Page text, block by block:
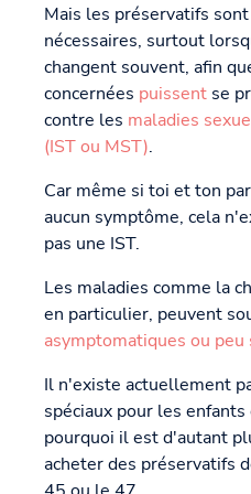
Mais les préservatifs
nécessaires, surtout
changent souvent, afin
concernées puissent se
contre les maladies
(IST ou MST).
Car même si toi et ton
aucun symptôme, cela
pas une IST.
Les maladies comme la
en particulier, peuvent
asymptomatiques ou
Il n'existe actuellement
spéciaux pour les
pourquoi il est d'autant
acheter des préservatifs